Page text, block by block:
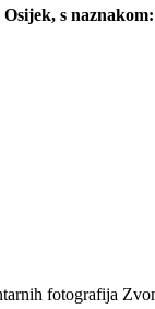
s
fotografija